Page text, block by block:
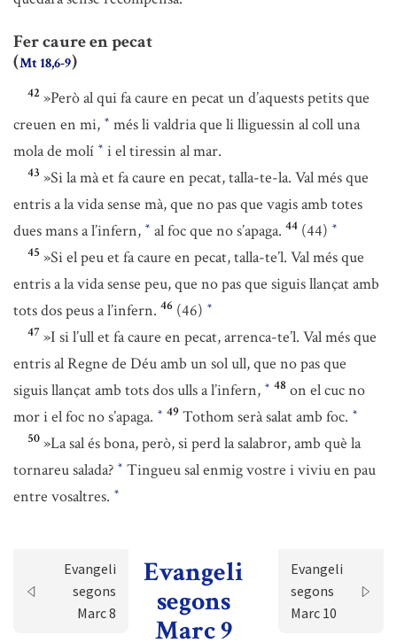
Fer caure en pecat
(Mt 18,6-9)
42 »Però al qui fa caure en pecat un d’aquests petits que
creuen en mi, * més li valdria que li lliguessin al coll una
mola de molí * i el tiressin al mar.
43 »Si la mà et fa caure en pecat, talla-te-la. Val més que
entris a la vida sense mà, que no pas que vagis amb totes
dues mans a l’infern, * al foc que no s’apaga. 44 (44) *
45 »Si el peu et fa caure en pecat, talla-te’l. Val més que
entris a la vida sense peu, que no pas que siguis llançat amb
tots dos peus a l’infern. 46 (46) *
47 »I si l’ull et fa caure en pecat, arrenca-te’l. Val més que
entris al Regne de Déu amb un sol ull, que no pas que
siguis llançat amb tots dos ulls a l’infern, * 48 on el cuc no
mor i el foc no s’apaga. * 49 Tothom serà salat amb foc. *
50 »La sal és bona, però, si perd la salabror, amb què la
tornareu salada? * Tingueu sal enmig vostre i viviu en pau
entre vosaltres. *
Evangeli
segons
Marc 8
Evangeli
segons
Marc 9
Evangeli
segons
Marc 10